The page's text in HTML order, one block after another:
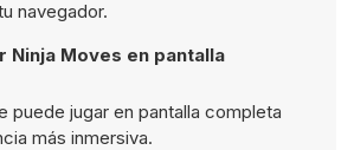
navegador.
Ninja Moves en pantalla
puede jugar en pantalla completa
más inmersiva.